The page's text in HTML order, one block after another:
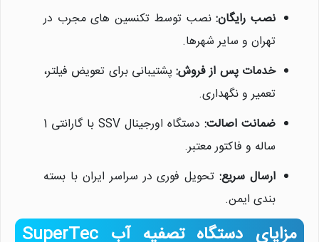
نصب رایگان:نصب توسط تکنسین های مجرب در
تهران و سایر شهرها.
خدمات پس از فروش:پشتیبانی برای تعویض فیلتر،
تعمیر و نگهداری.
ضمانت اصالت:
دستگاه اورجینال SSV با گارانتی 1
ساله و فاکتور معتبر.
ارسال سریع:تحویل فوری در سراسر ایران با بسته
بندی ایمن.
مزایای دستگاه تصفیه آب SuperTec